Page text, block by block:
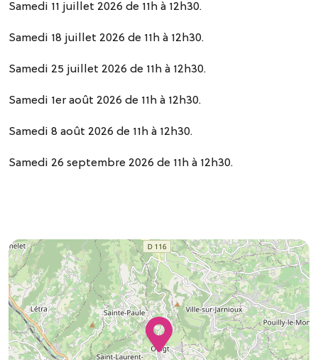
Samedi 11 juillet 2026 de 11h à 12h30.
Samedi 18 juillet 2026 de 11h à 12h30.
Samedi 25 juillet 2026 de 11h à 12h30.
Samedi 1er août 2026 de 11h à 12h30.
Samedi 8 août 2026 de 11h à 12h30.
Samedi 26 septembre 2026 de 11h à 12h30.